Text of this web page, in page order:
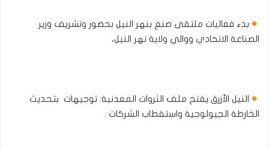
بدء فعاليات ملتقى صنع بنهر النيل بحضور وتشريف وزير
الصناعة الاتحادي ووالي ولاية نهر النيل،
النيل الأزرق يفتح ملف الثروات المعدنية: توجيهات بتحديث
الخارطة الجيولوجية واستقطاب الشركات .